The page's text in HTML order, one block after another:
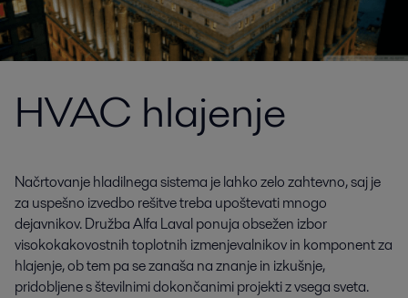
HVAC hlajenje
Načrtovanje hladilnega sistema je lahko zelo zahtevno, saj je
za uspešno izvedbo rešitve treba upoštevati mnogo
dejavnikov. Družba Alfa Laval ponuja obsežen izbor
visokokakovostnih toplotnih izmenjevalnikov in komponent za
hlajenje, ob tem pa se zanaša na znanje in izkušnje,
pridobljene s številnimi dokončanimi projekti z vsega sveta.